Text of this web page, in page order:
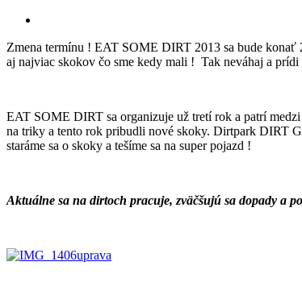
Zmena termínu ! EAT SOME DIRT 2013 sa bude
aj najviac skokov čo sme kedy mali ! Tak neváhaj a
EAT SOME DIRT sa organizuje už tretí rok a patrí
na triky a tento rok pribudli nové skoky. Dirtpark DIRT
staráme sa o skoky a tešíme sa na super pojazd !
Aktuálne sa na dirtoch pracuje, zväčšujú sa dopady a